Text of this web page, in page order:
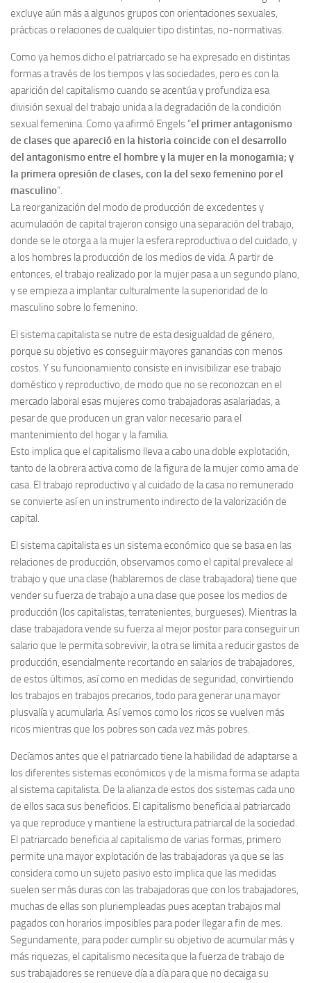
excluye aún más a algunos grupos con orientaciones sexuales,
prácticas o relaciones de cualquier tipo distintas, no-normativas.
Como ya hemos dicho el patriarcado se ha expresado en distintas
formas a través de los tiempos y las sociedades, pero es con la
aparición del capitalismo cuando se acentúa y profundiza esa
división sexual del trabajo unida a la degradación de la condición
sexual femenina. Como ya afirmó Engels “el primer antagonismo
de clases que apareció en la historia coincide con el desarrollo
del antagonismo entre el hombre y la mujer en la monogamia; y
la primera opresión de clases, con la del sexo femenino por el
masculino”.
La reorganización del modo de producción de excedentes y
acumulación de capital trajeron consigo una separación del trabajo,
donde se le otorga a la mujer la esfera reproductiva o del cuidado, y
a los hombres la producción de los medios de vida. A partir de
entonces, el trabajo realizado por la mujer pasa a un segundo plano,
y se empieza a implantar culturalmente la superioridad de lo
masculino sobre lo femenino.
El sistema capitalista se nutre de esta desigualdad de género,
porque su objetivo es conseguir mayores ganancias con menos
costos. Y su funcionamiento consiste en invisibilizar ese trabajo
doméstico y reproductivo, de modo que no se reconozcan en el
mercado laboral esas mujeres como trabajadoras asalariadas, a
pesar de que producen un gran valor necesario para el
mantenimiento del hogar y la familia.
Esto implica que el capitalismo lleva a cabo una doble explotación,
tanto de la obrera activa como de la figura de la mujer como ama de
casa. El trabajo reproductivo y al cuidado de la casa no remunerado
se convierte así en un instrumento indirecto de la valorización de
capital.
El sistema capitalista es un sistema económico que se basa en las
relaciones de producción, observamos como el capital prevalece al
trabajo y que una clase (hablaremos de clase trabajadora) tiene que
vender su fuerza de trabajo a una clase que posee los medios de
producción (los capitalistas, terratenientes, burgueses). Mientras la
clase trabajadora vende su fuerza al mejor postor para conseguir un
salario que le permita sobrevivir, la otra se limita a reducir gastos de
producción, esencialmente recortando en salarios de trabajadores,
de estos últimos, así como en medidas de seguridad, convirtiendo
los trabajos en trabajos precarios, todo para generar una mayor
plusvalía y acumularla. Así vemos como los ricos se vuelven más
ricos mientras que los pobres son cada vez más pobres.
Decíamos antes que el patriarcado tiene la habilidad de adaptarse a
los diferentes sistemas económicos y de la misma forma se adapta
al sistema capitalista. De la alianza de estos dos sistemas cada uno
de ellos saca sus beneficios. El capitalismo beneficia al patriarcado
ya que reproduce y mantiene la estructura patriarcal de la sociedad.
El patriarcado beneficia al capitalismo de varias formas, primero
permite una mayor explotación de las trabajadoras ya que se las
considera como un sujeto pasivo esto implica que las medidas
suelen ser más duras con las trabajadoras que con los trabajadores,
muchas de ellas son pluriempleadas pues aceptan trabajos mal
pagados con horarios imposibles para poder llegar a fin de mes.
Segundamente, para poder cumplir su objetivo de acumular más y
más riquezas, el capitalismo necesita que la fuerza de trabajo de
sus trabajadores se renueve día a día para que no decaiga su